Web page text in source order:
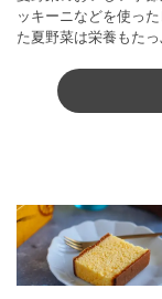
ッキーニなどを使っ
た夏野菜は栄養もた